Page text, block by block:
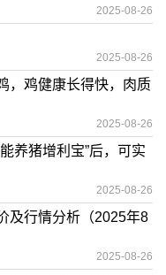
2025-08-26
2025-08-26
，鸡健康长得快，肉质
2025-08-26
养猪增利宝”后，可实
2025-08-26
及行情分析（2025年8
2025-08-26